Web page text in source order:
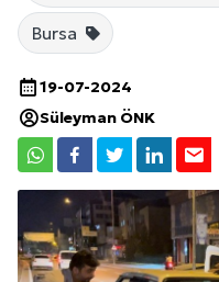
Bursa
19-07-2024
Süleyman ÖNK